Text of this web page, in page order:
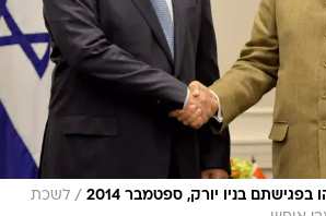
בפגישתם בניו יורק, ספטמבר 2014 / לשכת